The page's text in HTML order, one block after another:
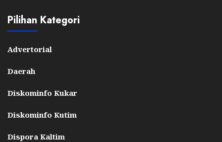
Pilihan Kategori
Advertorial
Daerah
Diskominfo Kukar
Diskominfo Kutim
Dispora Kaltim